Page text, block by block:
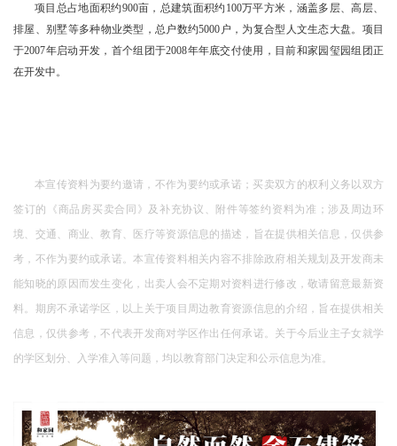
项目总占地面积约900亩，总建筑面积约100万平方米，涵盖多层、高层、
排屋、别墅等多种物业类型，总户数约5000户，为复合型人文生态大盘。项目
于2007年启动开发，首个组团于2008年年底交付使用，目前和家园玺园组团正
在开发中。
本宣传资料为要约邀请，不作为要约或承诺；买卖双方的权利义务以双方
签订的《商品房买卖合同》及补充协议、附件等签约资料为准；涉及周边环
境、交通、商业、教育、医疗等资源信息的描述，旨在提供相关信息，仅供参
考，不作为要约或承诺。本宣传资料相关内容不排除政府相关规划及开发商未
能知晓的原因而发生变化，出卖人会不定期对资料进行修改，敬请留意最新资
料。期房不承诺学区，以上关于项目周边教育资源信息的介绍，旨在提供相关
信息，仅供参考，不代表开发商对学区作出任何承诺。关于今后业主子女就学
的学区划分、入学准入等问题，均以教育部门决定和公示信息为准。